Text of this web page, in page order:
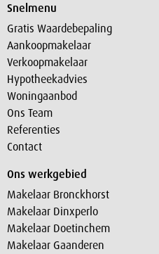
Snelmenu
Gratis Waardebepaling
Aankoopmakelaar
Verkoopmakelaar
Hypotheekadvies
Woningaanbod
Ons Team
Referenties
Contact
Ons werkgebied
Makelaar Bronckhorst
Makelaar Dinxperlo
Makelaar Doetinchem
Makelaar Gaanderen